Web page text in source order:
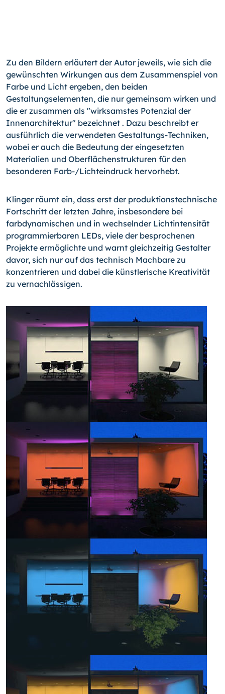
Zu den Bildern erläutert der Autor jeweils, wie sich die
gewünschten Wirkungen aus dem Zusammenspiel von
Farbe und Licht ergeben, den beiden
Gestaltungselementen, die nur gemeinsam wirken und
die er zusammen als "wirksamstes Potenzial der
Innenarchitektur" bezeichnet . Dazu beschreibt er
ausführlich die verwendeten Gestaltungs-Techniken,
wobei er auch die Bedeutung der eingesetzten
Materialien und Oberflächenstrukturen für den
besonderen Farb-/Lichteindruck hervorhebt.
Klinger räumt ein, dass erst der produktionstechnische
Fortschritt der letzten Jahre, insbesondere bei
farbdynamischen und in wechselnder Lichtintensität
programmierbaren LEDs, viele der besprochenen
Projekte ermöglichte und warnt gleichzeitig Gestalter
davor, sich nur auf das technisch Machbare zu
konzentrieren und dabei die künstlerische Kreativität
zu vernachlässigen.